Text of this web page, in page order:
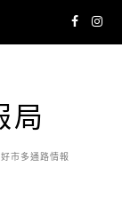
局
市多通路情報